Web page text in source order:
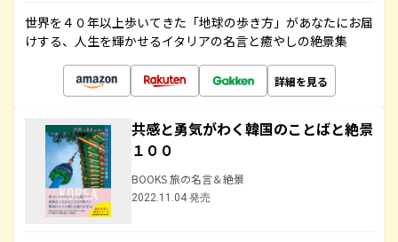
世界を４０年以上歩いてきた「地球の歩き方」があなたにお届
けする、人生を輝かせるイタリアの名言と癒やしの絶景集
詳細を見る
共感と勇気がわく韓国のことばと絶景
１００
BOOKS 旅の名言＆絶景
2022.11.04 発売